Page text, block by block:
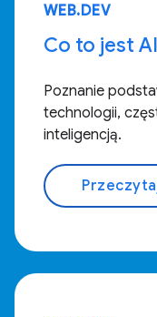
WEB.DEV
Co to jest
Poznanie
technologii,
inteligencją.